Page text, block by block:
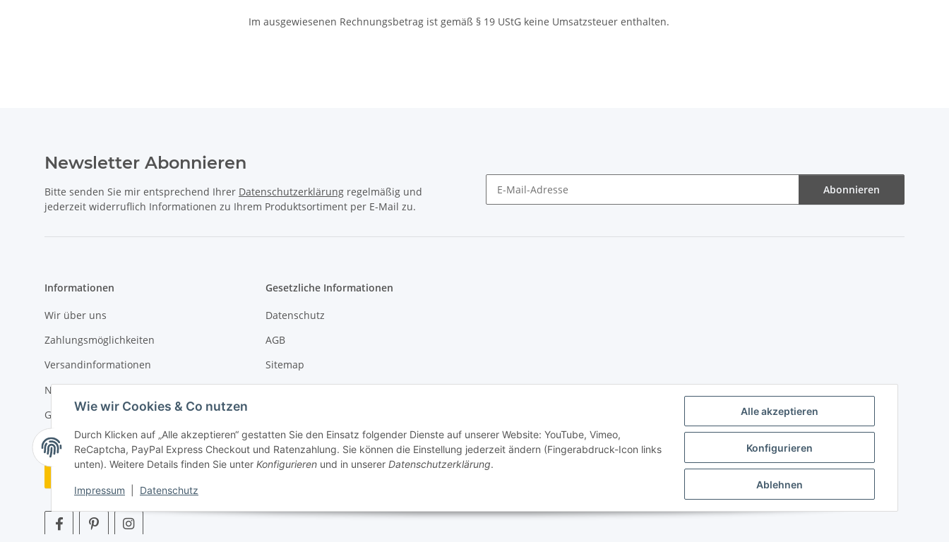
Alle akzeptieren
Konfigurieren
Ablehnen
Wie wir Cookies & Co nutzen
Durch Klicken auf „Alle akzeptieren“ gestatten Sie den Einsatz folgender Dienste auf unserer Website: YouTube, Vimeo,
ReCaptcha, PayPal Express Checkout und Ratenzahlung. Sie können die Einstellung jederzeit ändern (Fingerabdruck-Icon links
unten). Weitere Details finden Sie unter Konfigurieren und in unserer Datenschutzerklärung.
Impressum Datenschutz
Im ausgewiesenen Rechnungsbetrag ist gemäß § 19 UStG keine Umsatzsteuer enthalten.
Newsletter Abonnieren
Bitte senden Sie mir entsprechend Ihrer Datenschutzerklärung regelmäßig und
jederzeit widerruflich Informationen zu Ihrem Produktsortiment per E-Mail zu.
Abonnieren
Informationen
Wir über uns
Zahlungsmöglichkeiten
Versandinformationen
Newsletter
Gebrauchsanweisungen
Gesetzliche Informationen
Datenschutz
AGB
Sitemap
Vertrag widerrufen